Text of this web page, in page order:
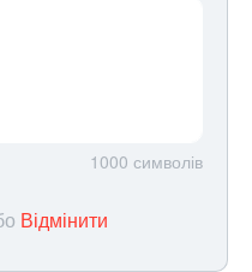
1000 символів
Відмінити